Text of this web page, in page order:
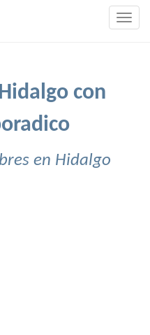
con
en Hidalgo